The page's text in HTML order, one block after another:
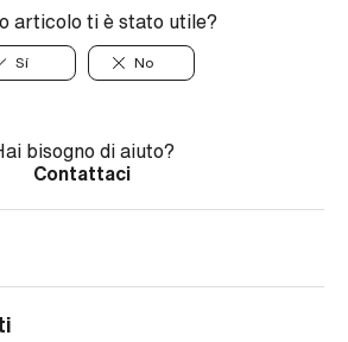
articolo ti è stato utile?
Sí No
bisogno di aiuto?
Contattaci